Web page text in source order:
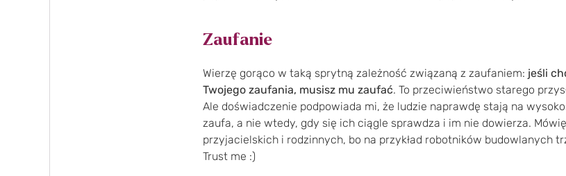
Zaufanie
Wierzę gorąco w taką sprytną zależność związaną z zaufaniem: jeśli
Twojego zaufania, musisz mu zaufać. To przeciwieństwo starego
Ale doświadczenie podpowiada mi, że ludzie naprawdę stają na
zaufa, a nie wtedy, gdy się ich ciągle sprawdza i im nie dowierza.
przyjacielskich i rodzinnych, bo na przykład robotników budowlanych
Trust me :)